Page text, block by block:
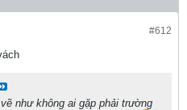
#612
như không ai gặp phải trường